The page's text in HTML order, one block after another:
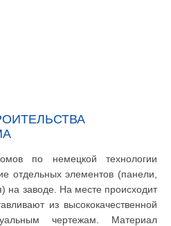
по немецкой технологии
отдельных элементов (панели,
на заводе. На месте происходит
из высококачественной
чертежам. Материал